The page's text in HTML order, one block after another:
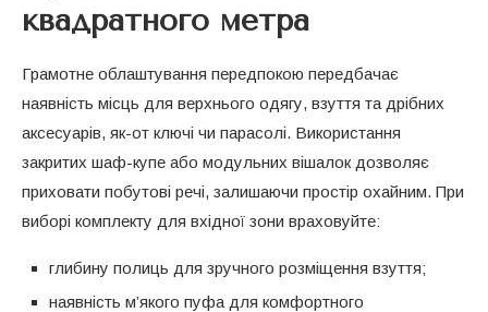
квадратного метра
Грамотне облаштування передпокою передбачає
наявність місць для верхнього одягу, взуття та дрібних
аксесуарів, як-от ключі чи парасолі. Використання
закритих шаф-купе або модульних вішалок дозволяє
приховати побутові речі, залишаючи простір охайним. При
виборі комплекту для вхідної зони враховуйте:
глибину полиць для зручного розміщення взуття;
наявність м’якого пуфа для комфортного